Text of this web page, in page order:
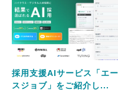
採用支援AIサービス「エー
スジョブ」をご紹介し...